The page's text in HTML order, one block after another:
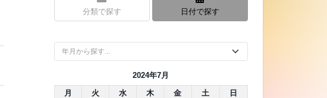
分類で探す 日付で探す
2024年7月
月
火 水 木 金 土 日